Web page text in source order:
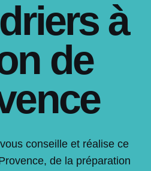
à
de
conseille et réalise ce
de la préparation